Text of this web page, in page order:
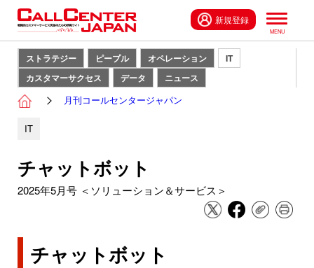
新規登録
ストラテジー ピープル オペレーション
IT
カスタマーサクセス
データ ニュース
月刊コールセンタージャパン
IT
チャットボット
2025年5月号 ＜ソリューション＆サービス＞
チャットボット